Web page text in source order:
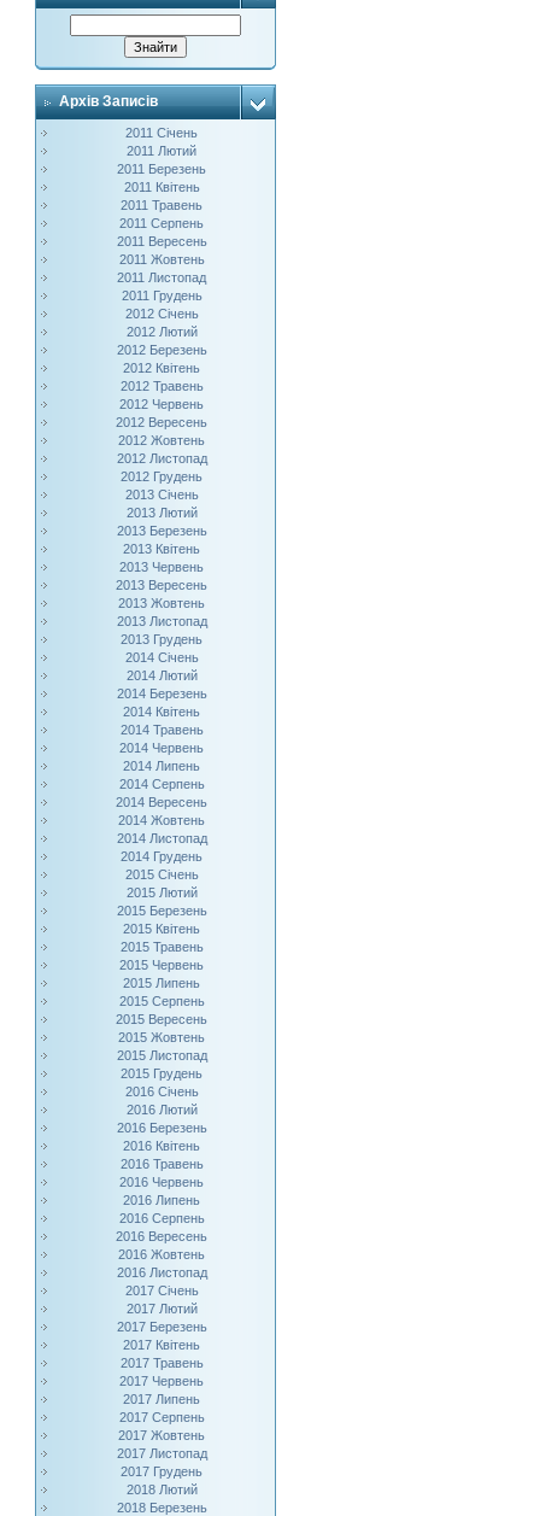
Архів Записів
2011 Січень
2011 Лютий
2011 Березень
2011 Квітень
2011 Травень
2011 Серпень
2011 Вересень
2011 Жовтень
2011 Листопад
2011 Грудень
2012 Січень
2012 Лютий
2012 Березень
2012 Квітень
2012 Травень
2012 Червень
2012 Вересень
2012 Жовтень
2012 Листопад
2012 Грудень
2013 Січень
2013 Лютий
2013 Березень
2013 Квітень
2013 Червень
2013 Вересень
2013 Жовтень
2013 Листопад
2013 Грудень
2014 Січень
2014 Лютий
2014 Березень
2014 Квітень
2014 Травень
2014 Червень
2014 Липень
2014 Серпень
2014 Вересень
2014 Жовтень
2014 Листопад
2014 Грудень
2015 Січень
2015 Лютий
2015 Березень
2015 Квітень
2015 Травень
2015 Червень
2015 Липень
2015 Серпень
2015 Вересень
2015 Жовтень
2015 Листопад
2015 Грудень
2016 Січень
2016 Лютий
2016 Березень
2016 Квітень
2016 Травень
2016 Червень
2016 Липень
2016 Серпень
2016 Вересень
2016 Жовтень
2016 Листопад
2017 Січень
2017 Лютий
2017 Березень
2017 Квітень
2017 Травень
2017 Червень
2017 Липень
2017 Серпень
2017 Жовтень
2017 Листопад
2017 Грудень
2018 Лютий
2018 Березень